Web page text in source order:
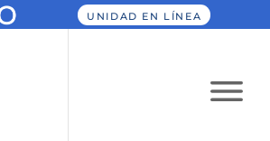
UNIDAD EN LÍNEA